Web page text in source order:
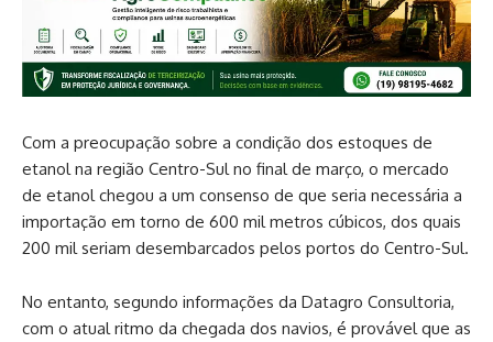
Com a preocupação sobre a condição dos estoques de
etanol na região Centro-Sul no final de março, o mercado
de etanol chegou a um consenso de que seria necessária a
importação em torno de 600 mil metros cúbicos, dos quais
200 mil seriam desembarcados pelos portos do Centro-Sul.
No entanto, segundo informações da Datagro Consultoria,
com o atual ritmo da chegada dos navios, é provável que as